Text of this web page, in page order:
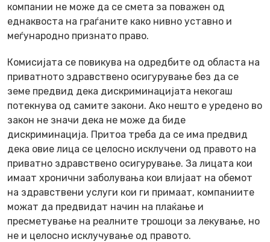
компании не може да се смета за поважен од
еднаквоста на граѓаните како нивно уставно и
меѓународно признато право.
Комисијата се повикува на одредбите од областа на
приватното здравствено осигурување без да се
земе предвид дека дискриминацијата некогаш
потекнува од самите закони. Ако нешто е уредено во
закон не значи дека не може да биде
дискриминација. Притоа треба да се има предвид
дека овие лица се целосно исклучени од правото на
приватно здравствено осигурување. За лицата кои
имаат хронични заболувања кои влијаат на обемот
на здравствени услуги кои ги примаат, компаниите
можат да предвидат начин на плаќање и
пресметување на реалните трошоци за лекување, но
не и целосно исклучување од правото.